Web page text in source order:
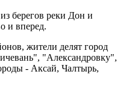
берегов реки Дон и
и вперед.
жители делят город
"Александровку",
- Аксай, Чалтырь,